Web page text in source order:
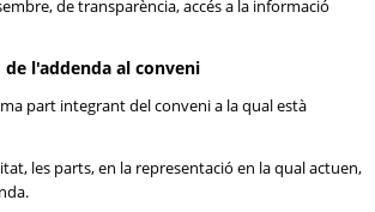
de transparència, accés a la informació
l'addenda al conveni
part integrant del conveni a la qual està
les parts, en la representació en la qual actuen,